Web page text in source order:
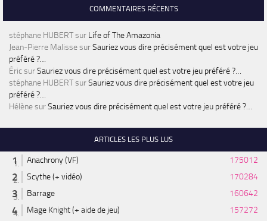
COMMENTAIRES RÉCENTS
stéphane HUBERTsur Life of The Amazonia
Jean-Pierre MalissesurSauriez vous dire précisément quel est votre jeu
préféré ?…
ÉricsurSauriez vous dire précisément quel est votre jeu préféré ?…
stéphane HUBERTsurSauriez vous dire précisément quel est votre jeu
préféré ?…
HélènesurSauriez vous dire précisément quel est votre jeu préféré ?…
ARTICLES LES PLUS LUS
Anachrony (VF)
175012
Scythe (+ vidéo)
170284
Barrage
160642
Mage Knight (+ aide de jeu)
157272